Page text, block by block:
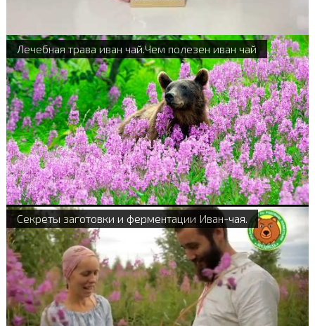
Лечебная трава иван чай.Чем полезен иван чай
Секреты заготовки и ферментации Иван-чая.